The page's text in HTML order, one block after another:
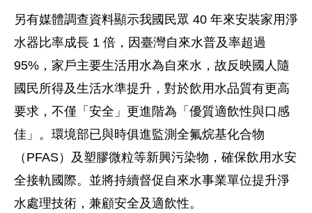
另有媒體調查資料顯示我國民眾 40 年來安裝家用淨
水器比率成長 1 倍，因臺灣自來水普及率超過
95%，家戶主要生活用水為自來水，故反映國人隨
國民所得及生活水準提升，對於飲用水品質有更高
要求，不僅「安全」更進階為「優質適飲性與口感
佳」。環境部已與時俱進監測全氟烷基化合物
（PFAS）及塑膠微粒等新興污染物，確保飲用水安
全接軌國際。並將持續督促自來水事業單位提升淨
水處理技術，兼顧安全及適飲性。